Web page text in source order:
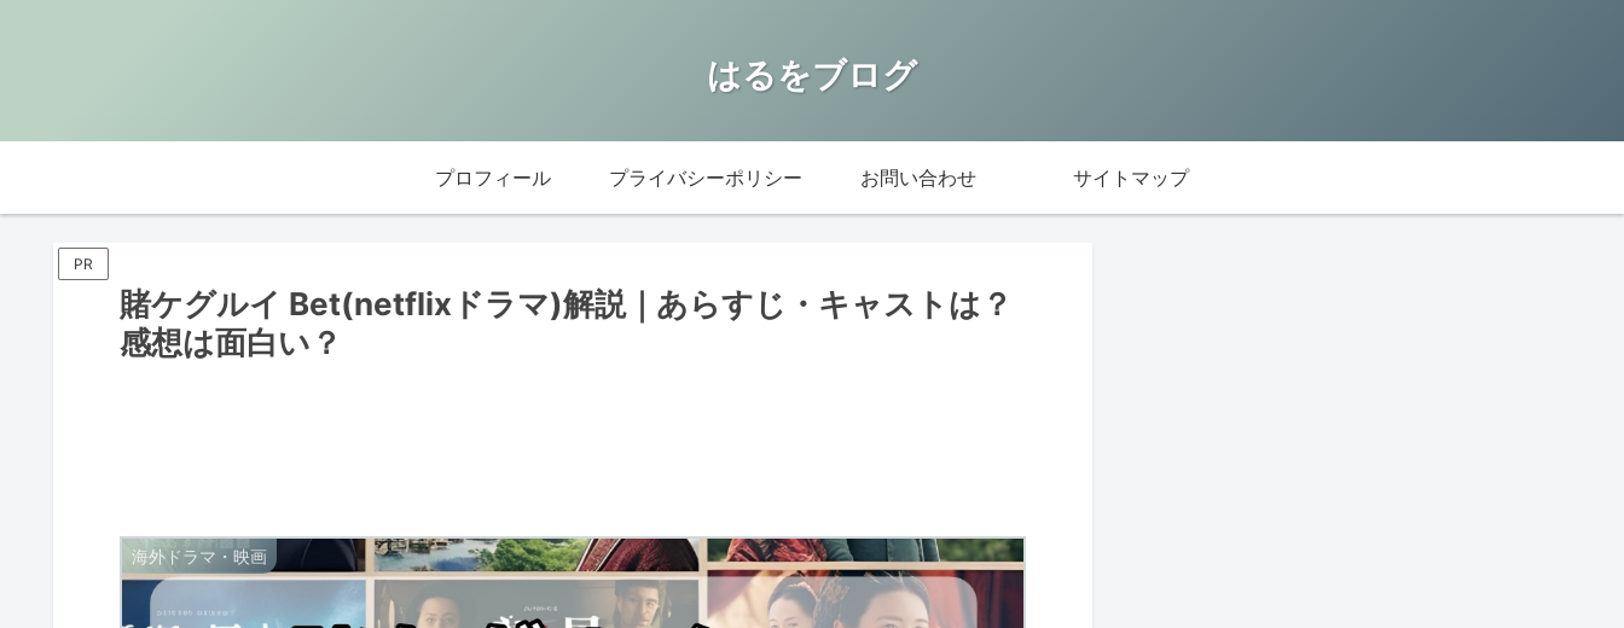
はるをブログ
プロフィール プライバシーポリシー お問い合わせ サイトマップ
PR
賭ケグルイ Bet(netflixドラマ)解説｜あらすじ・キャストは？
感想は面白い？
海外ドラマ・映画